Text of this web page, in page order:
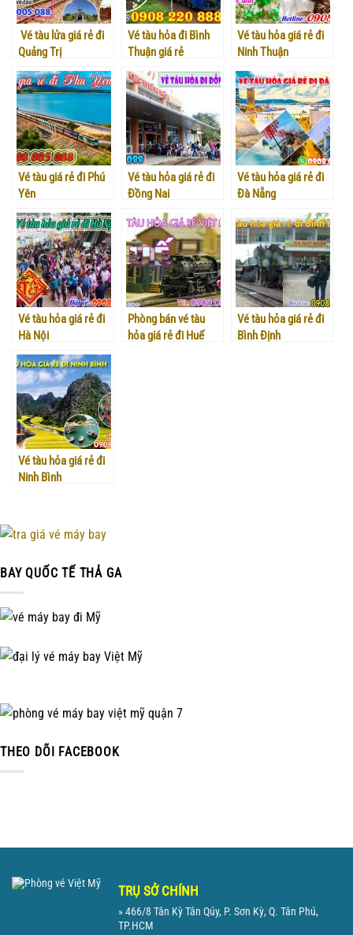
Vé tàu lửa giá rẻ đi
Quảng Trị
Vé tàu hỏa đi Bình
Thuận giá rẻ
Vé tàu hỏa giá rẻ đi
Ninh Thuận
Vé tàu giá rẻ đi Phú
Yên
Vé tàu hỏa giá rẻ đi
Đồng Nai
Vé tàu hỏa giá rẻ đi
Đà Nẵng
Vé tàu hỏa giá rẻ đi
Hà Nội
Phòng bán vé tàu
hỏa giá rẻ đi Huế
Vé tàu hỏa giá rẻ đi
Bình Định
Vé tàu hỏa giá rẻ đi
Ninh Bình
BAY QUỐC TẾ THẢ GA
THEO DÕI FACEBOOK
TRỤ SỞ CHÍNH
» 466/8 Tân Kỳ Tân Qúy, P. Sơn Kỳ, Q. Tân Phú,
TP.HCM